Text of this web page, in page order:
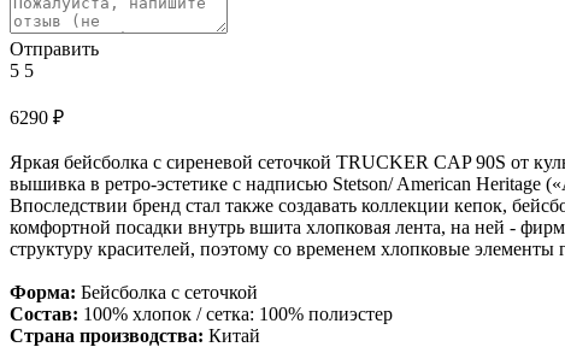
Отправить
5 5
6290 ₽
Яркая бейсболка с сиреневой сеточкой TRUCKER CAP 90S от
вышивка в ретро-эстетике с надписью Stetson/ American Heritage
Впоследствии бренд стал также создавать коллекции кепок,
комфортной посадки внутрь вшита хлопковая лента, на ней -
структуру красителей, поэтому со временем хлопковые
Форма: Бейсболка с сеточкой
Состав: 100% хлопок / сетка: 100% полиэстер
Страна производства: Китай